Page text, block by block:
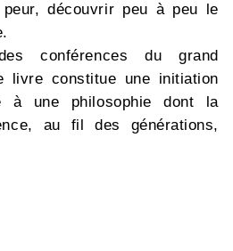
découvrir peu à peu le
conférences du grand
livre constitue une initiation
à une philosophie dont la
au fil des générations,